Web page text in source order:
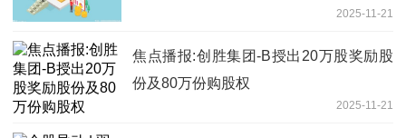
2025-11-21
焦点播报:创胜集团-B授出20万股奖励股
份及80万份购股权
2025-11-21